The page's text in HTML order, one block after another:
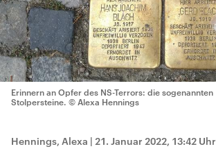
Erinnern an Opfer des NS-Terrors: die sogenannten
Stolpersteine. © Alexa Hennings
Hennings, Alexa | 21. Januar 2022, 13:42 Uhr